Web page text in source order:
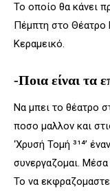
Το οποίο θα κάνει
Πέμπτη στο Θέατρο
Κεραμεικό.
-Ποια είναι τα
Να μπει το θέατρο
ποσο μαλλον και
‘Χρυσή Τομή ³¹⁴’
συνεργαζομαι.
Το να εκφραζομαστε